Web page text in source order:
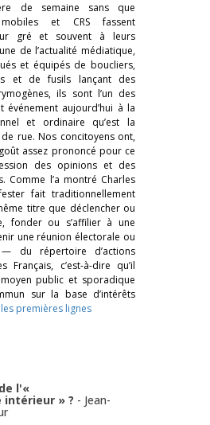
de semaine sans que
mobiles et CRS fassent
gré et souvent à leurs
de l’actualité médiatique,
et équipés de boucliers,
et de fusils lançant des
ils sont l’un des
événement aujourd’hui à la
et ordinaire qu’est la
rue. Nos concitoyens ont,
assez prononcé pour ce
des opinions et des
Comme l’a montré Charles
fait traditionnellement
titre que déclencher ou
fonder ou s’affilier à une
une réunion électorale ou
du répertoire d’actions
Français, c’est-à-dire qu’il
moyen public et sporadique
sur la base d’intérêts
premières lignes
l'«
intérieur » ? - Jean-